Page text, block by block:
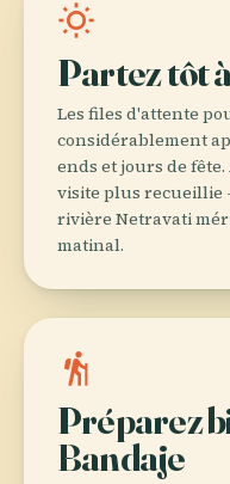
wb_sunny
Partez tôt
Les files d'attente
considérablement
ends et jours de
visite plus recueillie
rivière Netravati
matinal.
hiking
Préparez
Bandaje